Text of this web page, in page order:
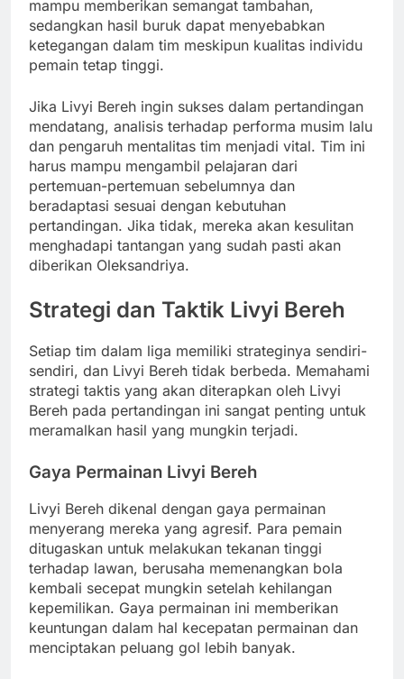
mampu memberikan semangat tambahan,
sedangkan hasil buruk dapat menyebabkan
ketegangan dalam tim meskipun kualitas individu
pemain tetap tinggi.
Jika Livyi Bereh ingin sukses dalam pertandingan
mendatang, analisis terhadap performa musim lalu
dan pengaruh mentalitas tim menjadi vital. Tim ini
harus mampu mengambil pelajaran dari
pertemuan-pertemuan sebelumnya dan
beradaptasi sesuai dengan kebutuhan
pertandingan. Jika tidak, mereka akan kesulitan
menghadapi tantangan yang sudah pasti akan
diberikan Oleksandriya.
Strategi dan Taktik Livyi Bereh
Setiap tim dalam liga memiliki strateginya sendiri-
sendiri, dan Livyi Bereh tidak berbeda. Memahami
strategi taktis yang akan diterapkan oleh Livyi
Bereh pada pertandingan ini sangat penting untuk
meramalkan hasil yang mungkin terjadi.
Gaya Permainan Livyi Bereh
Livyi Bereh dikenal dengan gaya permainan
menyerang mereka yang agresif. Para pemain
ditugaskan untuk melakukan tekanan tinggi
terhadap lawan, berusaha memenangkan bola
kembali secepat mungkin setelah kehilangan
kepemilikan. Gaya permainan ini memberikan
keuntungan dalam hal kecepatan permainan dan
menciptakan peluang gol lebih banyak.